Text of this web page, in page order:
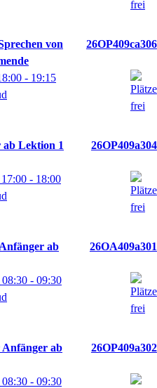
von
26OP409ca306
- 19:15
Lektion 1
26OP409a304
17:00 - 18:00
ab
26OA409a301
08:30 - 09:30
ab
26OP409a302
08:30 - 09:30